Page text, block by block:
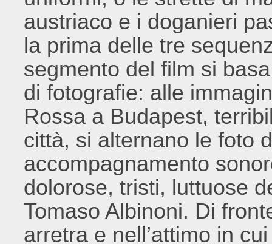
austriaco e i doganieri
la prima delle tre
segmento del film si
di fotografie: alle
Rossa a Budapest,
città, si alternano le foto
accompagnamento
dolorose, tristi, luttuose
Tomaso Albinoni. Di
arretra e nell’attimo in